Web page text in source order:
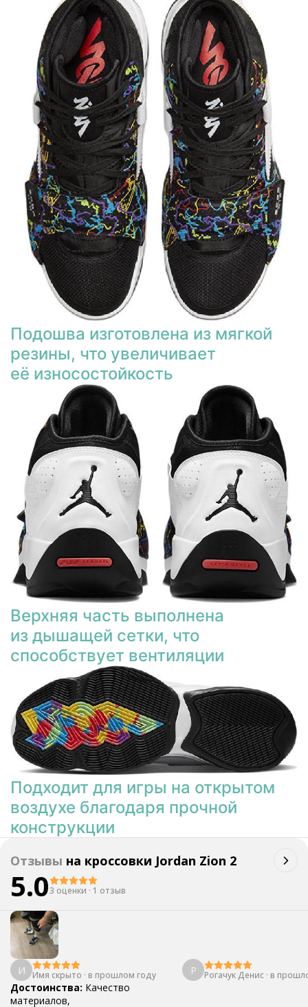
Подошва изготовлена из мягкой
резины, что увеличивает
её износостойкость
Верхняя часть выполнена
из дышащей сетки, что
способствует вентиляции
Подходит для игры на открытом
воздухе благодаря прочной
конструкции
Отзывы на кроссовки Jordan Zion 2
5.03 оценки · 1 отзыв
И Имя скрыто · в прошлом году
Достоинства: Качество
материалов,
Р Рогачук Денис · в